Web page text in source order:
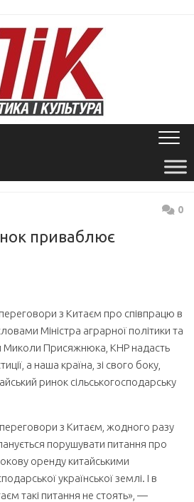
0
приваблює
з Китаєм про співпрацю в
Міністра аграрної політики та
Миколи Присяжнюка, КНР надасть
а наша країна, зі свого боку,
ринок сільськогосподарську
переговори з Китаєм, жодного разу
порушувати питання про
оренду китайськими
української землі. І в
такі питання не стоять», —